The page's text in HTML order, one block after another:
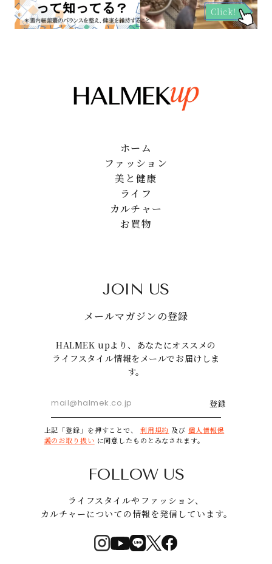
ホーム
ファッション
美と健康
ライフ
カルチャー
お買物
JOIN US
メールマガジンの登録
HALMEK upより、あなたにオススメの
ライフスタイル情報をメールでお届けしま
す。
登録
上記「登録」を押すことで、 利用規約 及び 個人情報保
護のお取り扱い に同意したものとみなされます。
FOLLOW US
ライフスタイルやファッション、
カルチャーについての情報を発信しています。